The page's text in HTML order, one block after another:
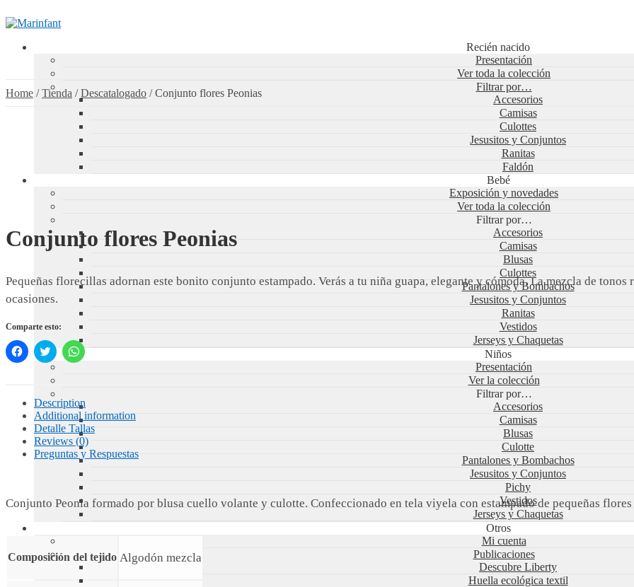
Recién nacido
Presentación
Ver toda la colección
Filtrar por…
Accesorios
Camisas
Culottes
Jesusitos y Conjuntos
Ranitas
Faldón
Bebé
Exposición y novedades
Ver toda la colección
Filtrar por…
Accesorios
Camisas
Blusas
Culottes
Pantalones y Bombachos
Jesusitos y Conjuntos
Ranitas
Vestidos
Jerseys y Chaquetas
Niños
Presentación
Ver la colección
Filtrar por…
Accesorios
Camisas
Blusas
Culotte
Pantalones y Bombachos
Jesusitos y Conjuntos
Pichy
Vestidos
Jerseys y Chaquetas
Otros
Mi cuenta
Publicaciones
Descubre Liberty
Huella ecológica textil
Home /Tienda /Descatalogado /Conjunto flores Peonias
Conjunto flores Peonias
Pequeñas florecillas adornan este bonito conjunto estampado. Verás a tu niña guapa, elegante y cómoda. La mezcla de
ocasiones.
Comparte esto:
Haz
clic
compartir
Facebook
(Se
abre
una
ventana
nueva)
Haz
clic
para
compartir
en
Twitter
(Se
abre
en
una
ventana
nueva)
Haz
clic
(Se
abre
en
una
ventana
nueva)
Description
Additional information
Detalle Tallas
Reviews (0)
Preguntas y Respuestas
Conjunto Peonia formado por blusa cuello volante y culotte. Confeccionado en tela viyela con estampado de pequeñas flores
Composición del tejido Algodón mezcla